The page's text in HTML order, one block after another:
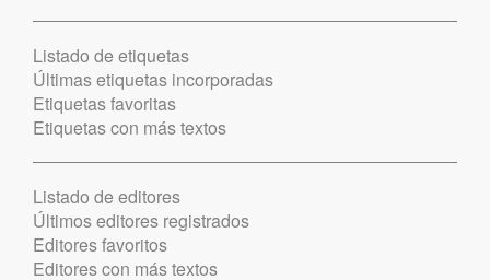
Listado de etiquetas
Últimas etiquetas incorporadas
Etiquetas favoritas
Etiquetas con más textos
Listado de editores
Últimos editores registrados
Editores favoritos
Editores con más textos